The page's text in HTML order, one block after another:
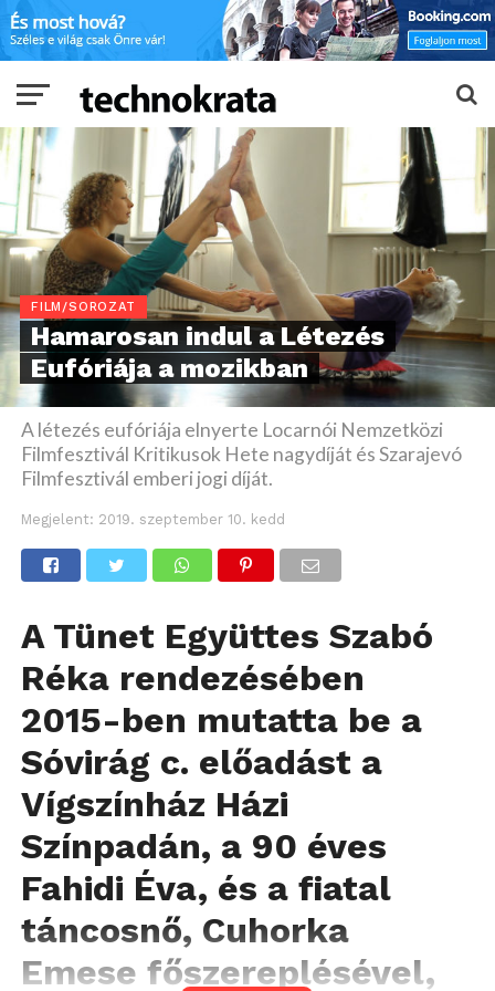
FILM/SOROZAT
Hamarosan indul a Létezés
Eufóriája a mozikban
A létezés eufóriája elnyerte Locarnói Nemzetközi
Filmfesztivál Kritikusok Hete nagydíját és Szarajevó
Filmfesztivál emberi jogi díját.
Megjelent: 2019. szeptember 10. kedd
A Tünet Együttes Szabó
Réka rendezésében
2015-ben mutatta be a
Sóvirág c. előadást a
Vígszínház Házi
Színpadán, a 90 éves
Fahidi Éva, és a fiatal
táncosnő, Cuhorka
Emese főszereplésével,